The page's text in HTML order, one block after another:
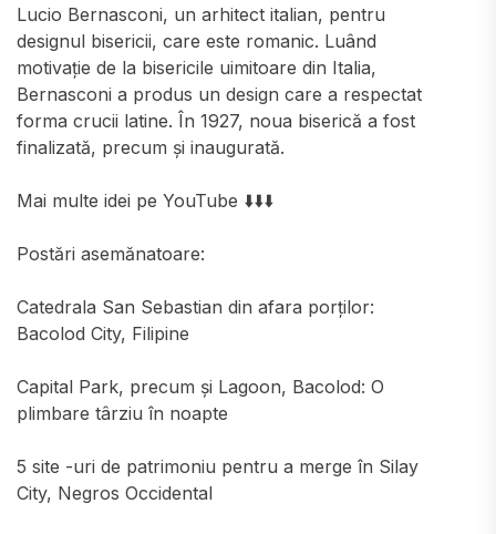
Lucio Bernasconi, un arhitect italian, pentru
designul bisericii, care este romanic. Luând
motivație de la bisericile uimitoare din Italia,
Bernasconi a produs un design care a respectat
forma crucii latine. În 1927, noua biserică a fost
finalizată, precum și inaugurată.
Mai multe idei pe YouTube ⬇️⬇️⬇️
Postări asemănatoare:
Catedrala San Sebastian din afara porților:
Bacolod City, Filipine
Capital Park, precum și Lagoon, Bacolod: O
plimbare târziu în noapte
5 site -uri de patrimoniu pentru a merge în Silay
City, Negros Occidental